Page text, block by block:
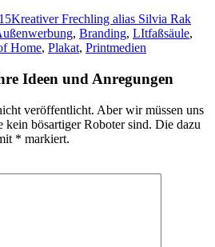
Autor
Kreativer Frechling alias Silvia Rak
, Branding, LItfaßsäule,
Home, Plakat, Printmedien
Ideen und Anregungen
veröffentlicht. Aber wir müssen uns
kein bösartiger Roboter sind. Die dazu
* markiert.